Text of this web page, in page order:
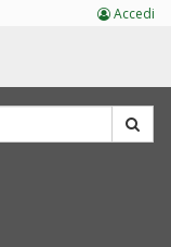
Accedi